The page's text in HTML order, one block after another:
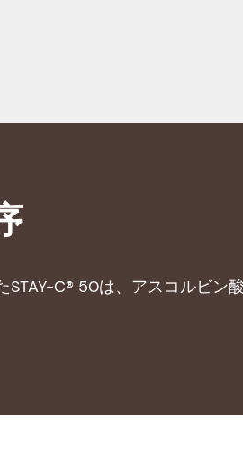
STAY-C® 50は、アスコルビン